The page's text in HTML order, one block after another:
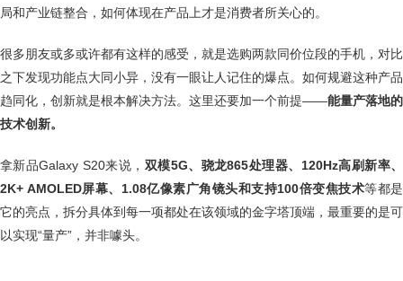
局和产业链整合，如何体现在产品上才是消费者所关心的。
很多朋友或多或许都有这样的感受，就是选购两款同价位段的手机，对比
之下发现功能点大同小异，没有一眼让人记住的爆点。如何规避这种产品
趋同化，创新就是根本解决方法。这里还要加一个前提——能量产落地的
技术创新。
拿新品Galaxy S20来说， 双模5G、骁龙865处理器、120Hz高刷新率、
2K+ AMOLED屏幕、1.08亿像素广角镜头和支持100倍变焦技术等都是
它的亮点，拆分具体到每一项都处在该领域的金字塔顶端，最重要的是可
以实现“量产”，并非噱头。